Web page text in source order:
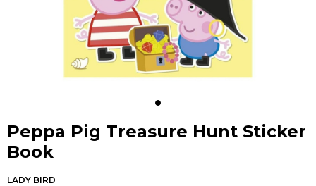
Peppa Pig Treasure Hunt Sticker
Book
LADY BIRD